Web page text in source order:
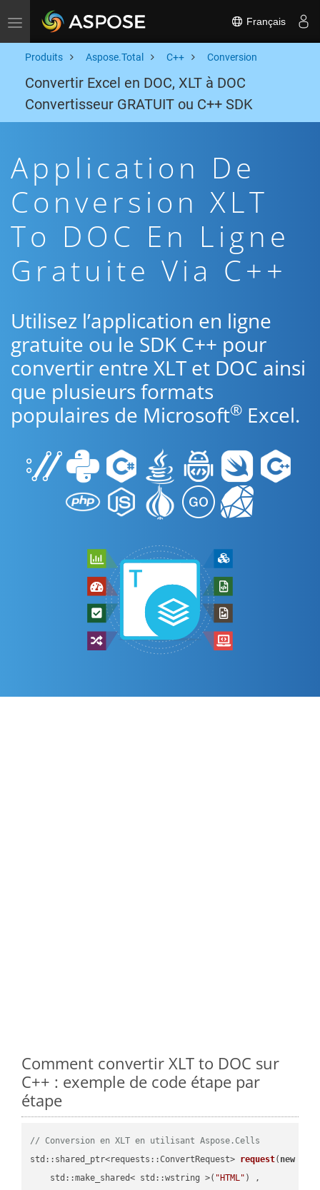
Toggle navigation Français
Produits Aspose.Total C++ Conversion
Convertir Excel en DOC, XLT à DOC
Convertisseur GRATUIT ou C++ SDK
Application De
Conversion XLT
To DOC En Ligne
Gratuite Via C++
Utilisez l’application en ligne
gratuite ou le SDK C++ pour
convertir entre XLT et DOC ainsi
que plusieurs formats
populaires de Microsoft® Excel.
Comment convertir XLT to DOC sur
C++ : exemple de code étape par
étape
// Conversion en XLT en utilisant Aspose.Cells
std::shared_ptr<requests::ConvertRequest> request( new
    std::make_shared< std::wstring >(
"HTML" ) ,